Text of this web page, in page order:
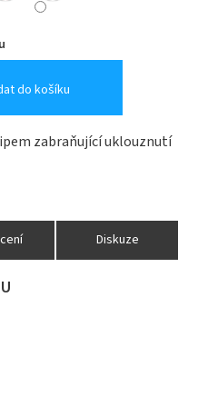
do košíku
zabraňující uklouznutí
Diskuze